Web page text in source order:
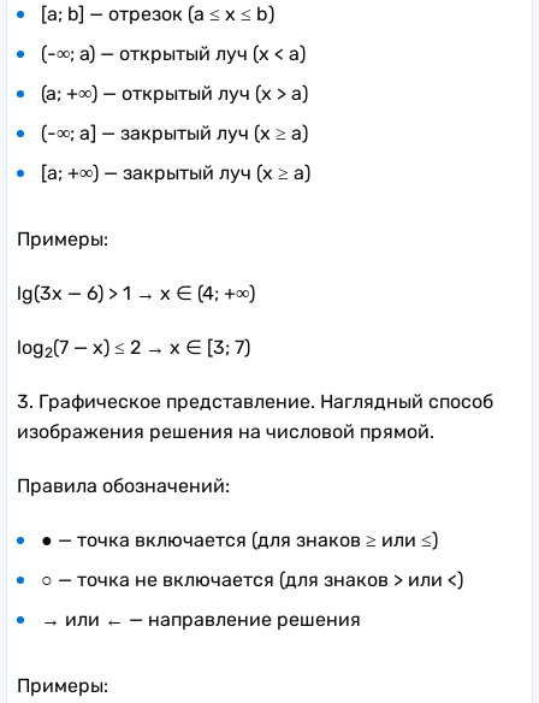
[a; b] — отрезок (a ≤ x ≤ b)
(-∞; a) — открытый луч (x < a)
(a; +∞) — открытый луч (x > a)
(-∞; a] — закрытый луч (x ≥ a)
[a; +∞) — закрытый луч (x ≥ a)
Примеры:
lg(3x — 6) > 1 → x ∈ (4; +∞)
log2(7 — x) ≤ 2 → x ∈ [3; 7)
3. Графическое представление. Наглядный способ
изображения решения на числовой прямой.
Правила обозначений:
● — точка включается (для знаков ≥ или ≤)
○ — точка не включается (для знаков > или <)
→ или ← — направление решения
Примеры: